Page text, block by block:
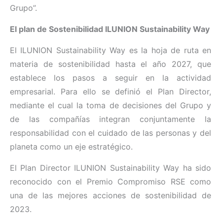
Grupo”.
El plan de Sostenibilidad ILUNION Sustainability Way
El ILUNION Sustainability Way es la hoja de ruta en
materia de sostenibilidad hasta el año 2027, que
establece los pasos a seguir en la actividad
empresarial. Para ello se definió el Plan Director,
mediante el cual la toma de decisiones del Grupo y
de las compañías integran conjuntamente la
responsabilidad con el cuidado de las personas y del
planeta como un eje estratégico.
El Plan Director ILUNION Sustainability Way ha sido
reconocido con el Premio Compromiso RSE como
una de las mejores acciones de sostenibilidad de
2023.